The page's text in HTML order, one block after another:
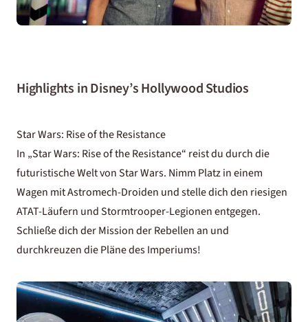
Highlights in Disney’s Hollywood Studios
Star Wars: Rise of the Resistance
In „Star Wars: Rise of the Resistance“ reist du durch die
futuristische Welt von Star Wars. Nimm Platz in einem
Wagen mit Astromech-Droiden und stelle dich den riesigen
ATAT-Läufern und Stormtrooper-Legionen entgegen.
Schließe dich der Mission der Rebellen an und
durchkreuzen die Pläne des Imperiums!